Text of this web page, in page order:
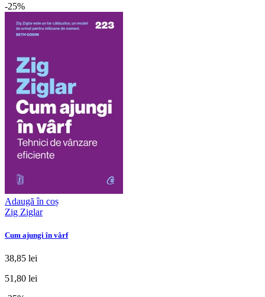
-25%
Adaugă în coș
Zig Ziglar
Cum ajungi în vârf
38,85 lei
51,80 lei